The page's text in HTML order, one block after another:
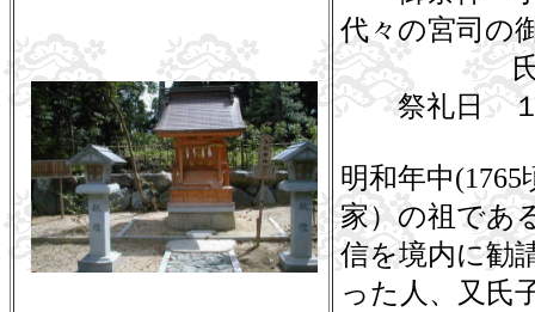
代々の宮司の
氏子内の
祭礼日 １
明和年中
家）の祖であ
信を境内に勧
った人、又氏